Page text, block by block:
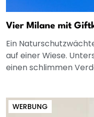
Vier Milane mit
Ein
auf einer Wiese.
einen schlimmen
WERBUNG